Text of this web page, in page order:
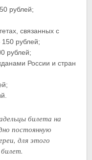
рублей;
связанных с
150 рублей;
рублей;
России и стран
билета на
постоянную
для этого